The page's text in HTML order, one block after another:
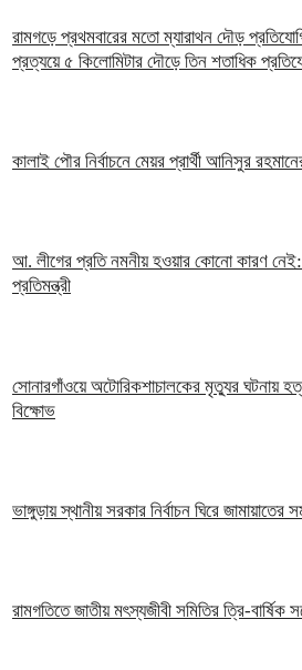
রামগড়ে প্রথমবারের মতো ম্যারাথন দৌড়
প্রত্যয়ে ৫ কিলোমিটার দৌড়ে তিন শতাধিক
কালাই পৌর নির্বাচনে মেয়র প্রার্থী আনিসুর
আ. লীগের প্রতি নমনীয় হওয়ার কোনো কারণ নেই:
প্রতিমন্ত্রী
সোনারগাঁওয়ে অটোরিকশাচালকের মৃত্যুর ঘটনায়
বিক্ষোভ
ভাঙ্গুড়ায় স্থানীয় সরকার নির্বাচন ঘিরে জামায়াতের
রামগতিতে জাতীয় মৎস্যজীবী সমিতির ত্রি-বার্ষিক